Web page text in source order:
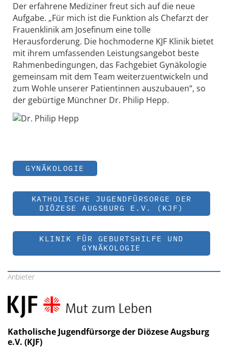
Der erfahrene Mediziner freut sich auf die neue
Aufgabe. „Für mich ist die Funktion als Chefarzt der
Frauenklinik am Josefinum eine tolle
Herausforderung. Die hochmoderne KJF Klinik bietet
mit ihrem umfassenden Leistungsangebot beste
Rahmenbedingungen, das Fachgebiet Gynäkologie
gemeinsam mit dem Team weiterzuentwickeln und
zum Wohle unserer Patientinnen auszubauen“, so
der gebürtige Münchner Dr. Philip Hepp.
GYNÄKOLOGIE
KATHOLISCHE JUGENDFÜRSORGE DER
DIÖZESE AUGSBURG E.V. (KJF)
KLINIK FÜR GEBURTSHILFE UND
GYNÄKOLOGIE
Anbieter
Katholische Jugendfürsorge der Diözese Augsburg
e.V. (KJF)